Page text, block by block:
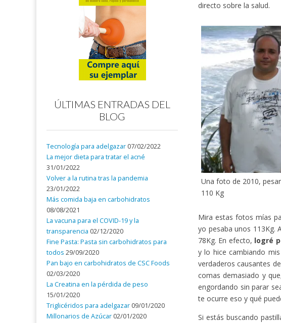
directo sobre la salud.
Una foto de 2010,
110 Kg
Mira estas fotos mías
yo pesaba unos 113Kg.
78Kg. En efecto, logré
y lo hice cambiando
verdaderos causantes
comas demasiado y
engordando sin parar
te ocurre eso y qué
Si estás buscando
ÚLTIMAS ENTRADAS DEL
BLOG
Tecnología para adelgazar 07/02/2022
La mejor dieta para tratar el acné
31/01/2022
Volver a la rutina tras la pandemia
23/01/2022
Más comida baja en carbohidratos
08/08/2021
La vacuna para el COVID-19 y la
transparencia 02/12/2020
Fine Pasta: Pasta sin carbohidratos para
todos 29/09/2020
Pan bajo en carbohidratos de CSC Foods
02/03/2020
La Creatina en la pérdida de peso
15/01/2020
Triglicéridos para adelgazar 09/01/2020
Millonarios de Azúcar 02/01/2020